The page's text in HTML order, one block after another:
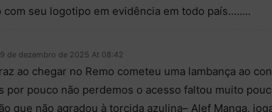
com seu logotipo em evidência em todo país……..
9 de dezembro de 2025 At 08:42
ao chegar no Remo cometeu uma lambança ao
por pouco não perdemos o acesso faltou muito
que não agradou à torcida azulina– Alef Manga,